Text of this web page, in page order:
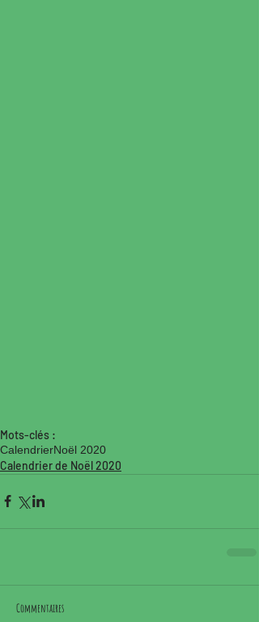
Mots-clés :
CalendrierNoël 2020
Calendrier de Noël 2020
Commentaires